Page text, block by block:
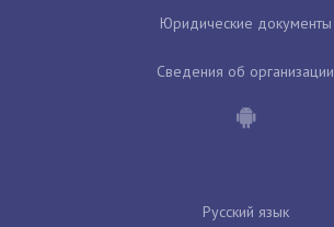
Юридические документы
Сведения об организации
Русский язык